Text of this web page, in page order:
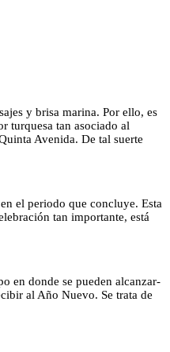
y brisa marina. Por ello, es
turquesa tan asociado al
Avenida. De tal suerte
el periodo que concluye. Esta
tan importante, está
en donde se pueden alcanzar-
al Año Nuevo. Se trata de